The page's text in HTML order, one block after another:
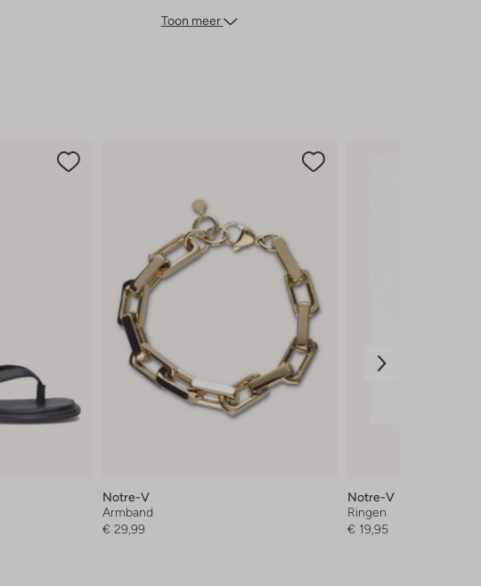
uitstraling. Ervaar het comfort en de stijl
Toon meer
Notre-V
Armband
€ 29,99
Notre-V
Ringen
€ 19,95